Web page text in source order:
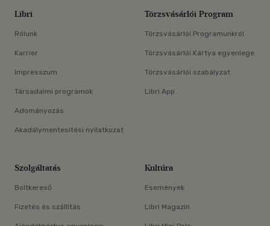
Libri
Rólunk
Karrier
Impresszum
Társadalmi programok
Adományozás
Akadálymentesítési nyilatkozat
Törzsvásárlói Program
Törzsvásárlói Programunkról
Törzsvásárlói Kártya egyenlege
Törzsvásárlói szabályzat
Libri App
Szolgáltatás
Boltkereső
Fizetés és szállítás
Kultúra
Események
Libri Magazin